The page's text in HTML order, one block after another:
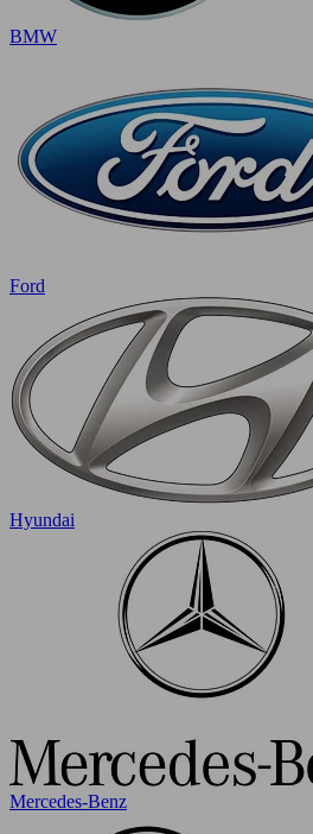
BMW
Ford
Hyundai
Mercedes-Benz